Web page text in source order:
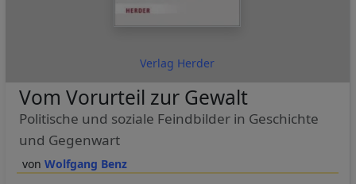
Verlag Herder
Wolfgang Benz
Vom Vorurteil zur Gewalt
Politische und soziale Feindbilder in Geschichte
und Gegenwart